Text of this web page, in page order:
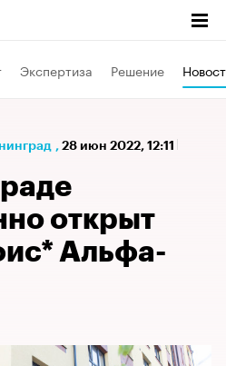
Экспертиза Решение
, 28 июн 2022, 12:11
открыт
Альфа-